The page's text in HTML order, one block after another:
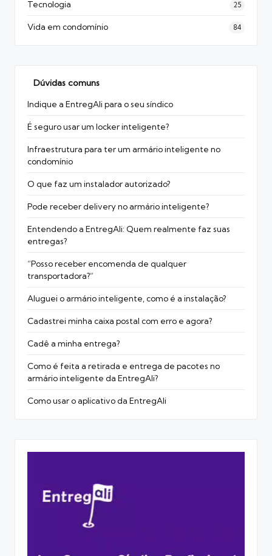
Tecnologia 25
Vida em condomínio 84
Dúvidas comuns
Indique a EntregAli para o seu síndico
É seguro usar um locker inteligente?
Infraestrutura para ter um armário inteligente no
condomínio
O que faz um instalador autorizado?
Pode receber delivery no armário inteligente?
Entendendo a EntregAli: Quem realmente faz suas
entregas?
“Posso receber encomenda de qualquer
transportadora?”
Aluguei o armário inteligente, como é a instalação?
Cadastrei minha caixa postal com erro e agora?
Cadê a minha entrega?
Como é feita a retirada e entrega de pacotes no
armário inteligente da EntregAli?
Como usar o aplicativo da EntregAli